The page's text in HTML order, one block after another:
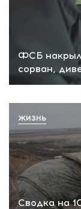
ФСБ
сорван,
Сводка на
ЖИЗНЬ